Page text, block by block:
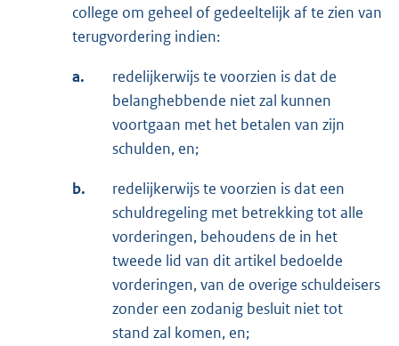
college om geheel of gedeeltelijk af te zien van
terugvordering indien:
a.
redelijkerwijs te voorzien is dat de
belanghebbende niet zal kunnen
voortgaan met het betalen van zijn
schulden, en;
b.
redelijkerwijs te voorzien is dat een
schuldregeling met betrekking tot alle
vorderingen, behoudens de in het
tweede lid van dit artikel bedoelde
vorderingen, van de overige schuldeisers
zonder een zodanig besluit niet tot
stand zal komen, en;